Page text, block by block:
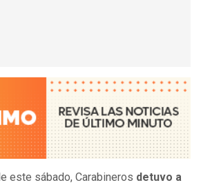
este sábado, Carabineros detuvo a